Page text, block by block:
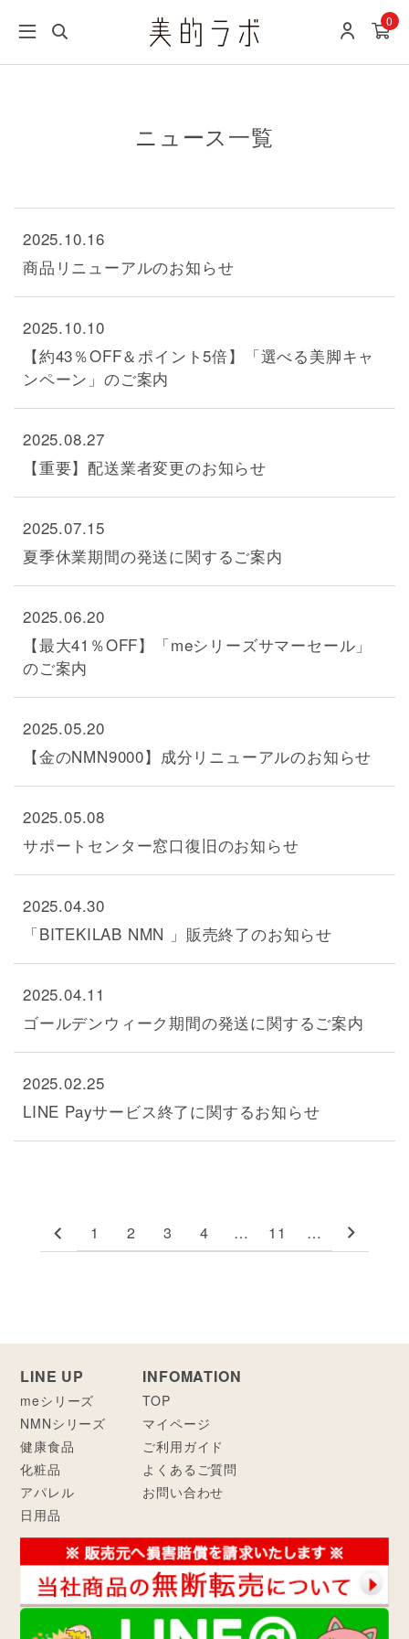
0
ニュース一覧
2025.10.16
商品リニューアルのお知らせ
2025.10.10
【約43％OFF＆ポイント5倍】「選べる美脚キャ
ンペーン」のご案内
2025.08.27
【重要】配送業者変更のお知らせ
2025.07.15
夏季休業期間の発送に関するご案内
2025.06.20
【最大41％OFF】「meシリーズサマーセール」
のご案内
2025.05.20
【金のNMN9000】成分リニューアルのお知らせ
2025.05.08
サポートセンター窓口復旧のお知らせ
2025.04.30
「BITEKILAB NMN 」販売終了のお知らせ
2025.04.11
ゴールデンウィーク期間の発送に関するご案内
2025.02.25
LINE Payサービス終了に関するお知らせ
1 2 3 4 … 11 …
LINE UP
meシリーズ
NMNシリーズ
健康食品
化粧品
アパレル
日用品
INFOMATION
TOP
マイページ
ご利用ガイド
よくあるご質問
お問い合わせ